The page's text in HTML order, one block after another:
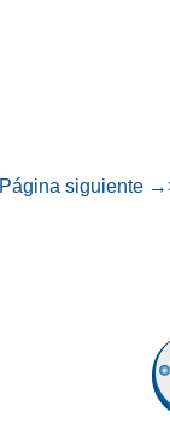
Página siguiente →